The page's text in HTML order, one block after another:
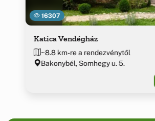
16307
Katica Vendégház
~8.8 km-re a rendezvénytől
Bakonybél, Somhegy u. 5.